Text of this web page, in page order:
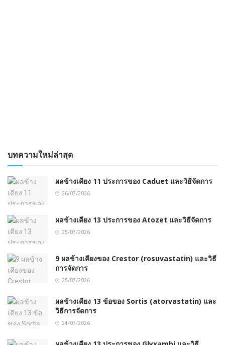
บทความใหม่ล่าสุด
ผลข้างเคียง 11 ประการของ Caduet และวิธีจัดการ
26/07/2026
ผลข้างเคียง 13 ประการของ Atozet และวิธีจัดการ
25/07/2026
9 ผลข้างเคียงของ Crestor (rosuvastatin) และวิธี
การจัดการ
25/07/2026
ผลข้างเคียง 13 ข้อของ Sortis (atorvastatin) และ
วิธีการจัดการ
24/07/2026